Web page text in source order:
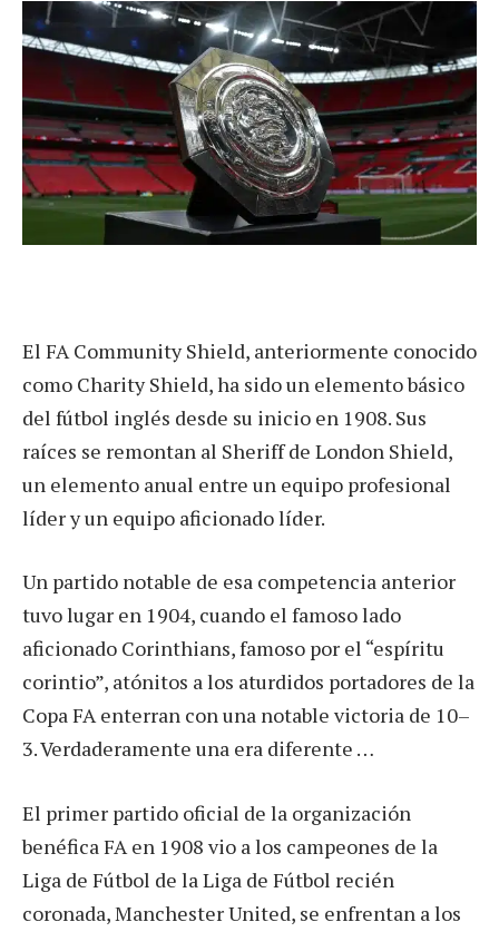
El FA Community Shield, anteriormente conocido
como Charity Shield, ha sido un elemento básico
del fútbol inglés desde su inicio en 1908. Sus
raíces se remontan al Sheriff de London Shield,
un elemento anual entre un equipo profesional
líder y un equipo aficionado líder.
Un partido notable de esa competencia anterior
tuvo lugar en 1904, cuando el famoso lado
aficionado Corinthians, famoso por el “espíritu
corintio”, atónitos a los aturdidos portadores de la
Copa FA enterran con una notable victoria de 10–
3. Verdaderamente una era diferente …
El primer partido oficial de la organización
benéfica FA en 1908 vio a los campeones de la
Liga de Fútbol de la Liga de Fútbol recién
coronada, Manchester United, se enfrentan a los